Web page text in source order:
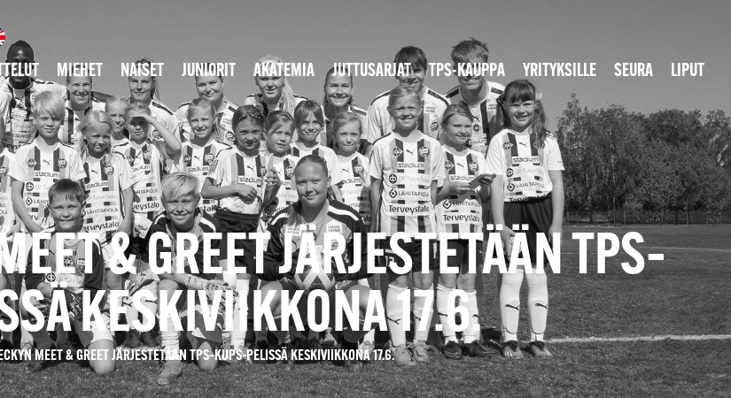
MIEHET NAISET JUNIORIT AKATEMIA JUTTUSARJAT TPS-KAUPPA YRITYKSILLE SEURA LIPUT
& GREET JÄRJESTETÄÄN TPS–
KESKIVIIKKONA 17.6.
MEET & GREET JÄRJESTETÄÄN TPS–KUPS-PELISSÄ KESKIVIIKKONA 17.6.